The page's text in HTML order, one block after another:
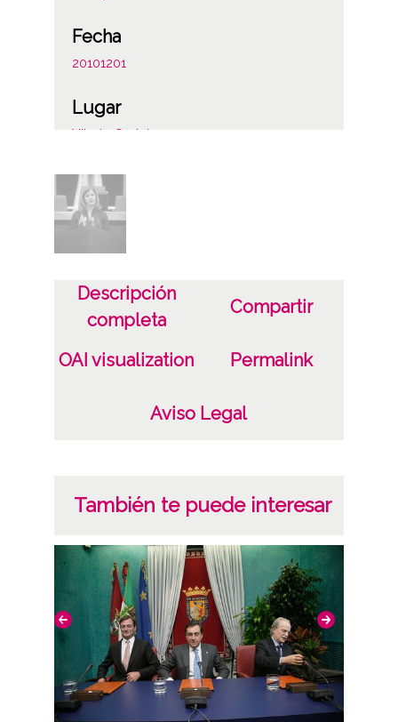
Fecha
20101201
Lugar
Vitoria-Gasteiz
Licencia de las imágenes
CC BY-NC-SA 4.0
Identificador
Descripción
completa
Compartir
OAI visualization Permalink
Aviso Legal
También te puede interesar